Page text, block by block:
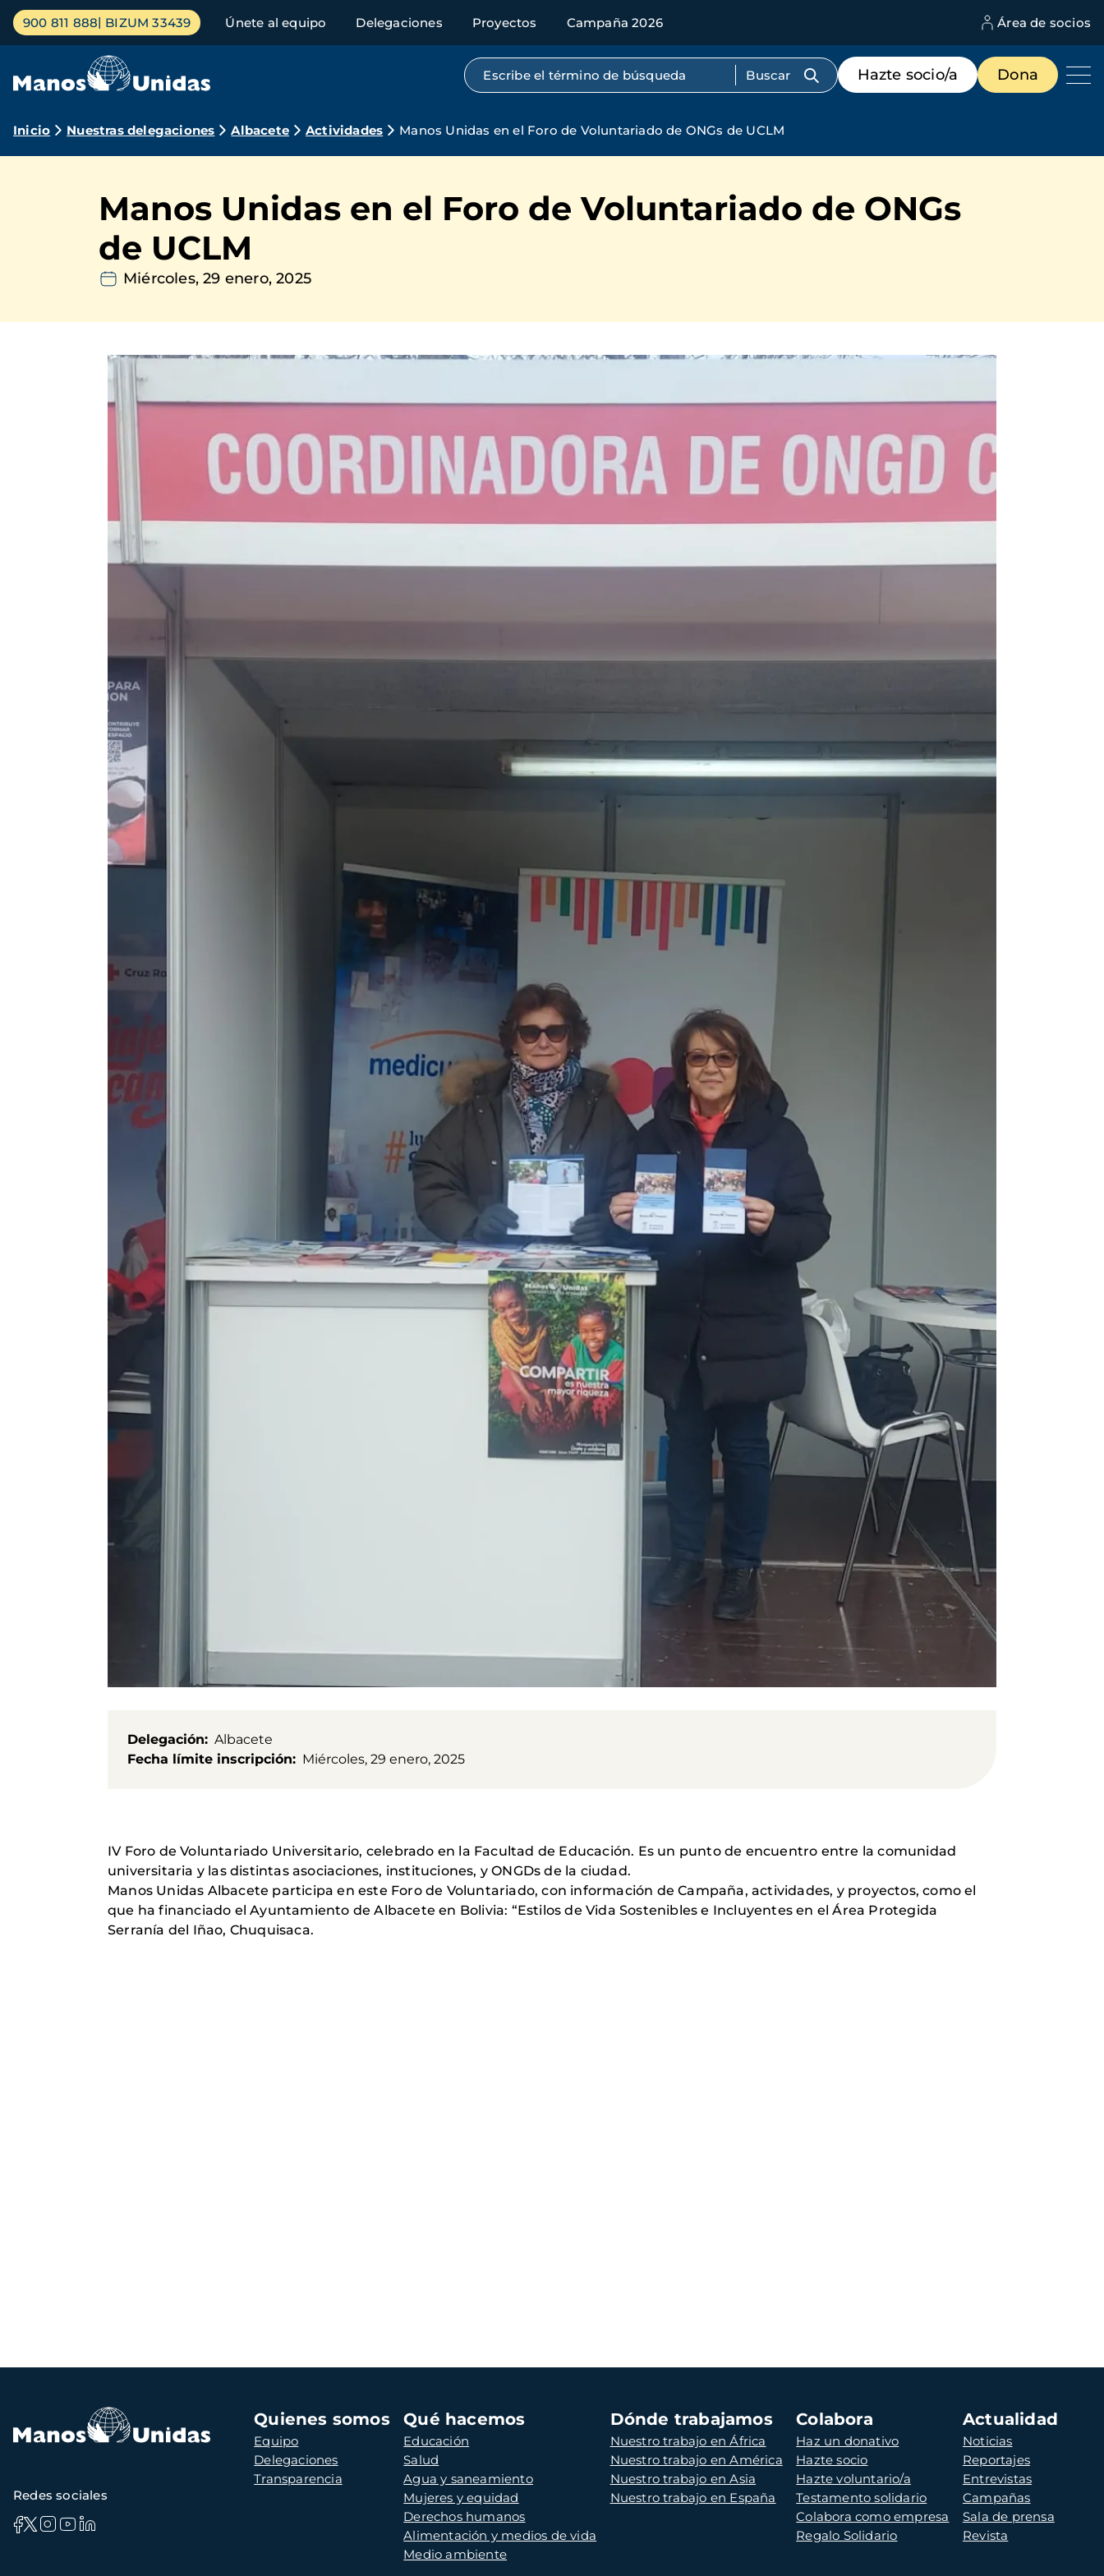
Pasar
contenido
Menú
principal
900 811 888 BIZUM 33439 Únete al equipo Delegaciones Proyectos Campaña 2026 Área de socios
Búsqueda por texto completo
Menú
de
destacados
Hazte socio/a Dona
Ruta
navegación
Inicio Nuestras delegaciones Albacete Actividades Manos Unidas en el Foro de Voluntariado de ONGs de UCLM
Manos Unidas en el Foro de Voluntariado de ONGs
de UCLM
Miércoles, 29 enero, 2025
Delegación
Albacete
Fecha límite inscripción
Miércoles, 29 enero, 2025
IV Foro de Voluntariado Universitario, celebrado en la Facultad de Educación. Es un punto de encuentro entre la comunidad
universitaria y las distintas asociaciones, instituciones, y ONGDs de la ciudad.
Manos Unidas Albacete participa en este Foro de Voluntariado, con información de Campaña, actividades, y proyectos, como el
que ha financiado el Ayuntamiento de Albacete en Bolivia: “Estilos de Vida Sostenibles e Incluyentes en el Área Protegida
Serranía del Iñao, Chuquisaca.
Navegación
principal
Quienes somos
Equipo
Delegaciones
Transparencia
Qué hacemos
Educación
Salud
Agua y saneamiento
Mujeres y equidad
Derechos humanos
Alimentación y medios de vida
Medio ambiente
Dónde trabajamos
Nuestro trabajo en África
Nuestro trabajo en América
Nuestro trabajo en Asia
Nuestro trabajo en España
Colabora
Haz un donativo
Hazte socio
Hazte voluntario/a
Testamento solidario
Colabora como empresa
Regalo Solidario
Actualidad
Noticias
Reportajes
Entrevistas
Campañas
Sala de prensa
Revista
Redes sociales